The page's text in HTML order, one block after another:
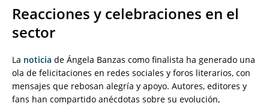
Reacciones y celebraciones en el
sector
La noticia de Ángela Banzas como finalista ha generado una
ola de felicitaciones en redes sociales y foros literarios, con
mensajes que rebosan alegría y apoyo. Autores, editores y
fans han compartido anécdotas sobre su evolución,